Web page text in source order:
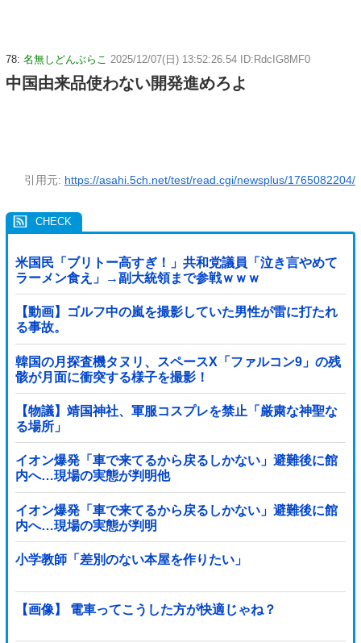
78: 名無しどんぶらこ 2025/12/07(日) 13:52:26.54 ID:RdcIG8MF0
中国由来品使わない開発進めろよ
引用元: https://asahi.5ch.net/test/read.cgi/newsplus/1765082204/
米国民「ブリトー高すぎ！」共和党議員「泣き言やめて
ラーメン食え」→副大統領まで参戦ｗｗｗ
【動画】ゴルフ中の嵐を撮影していた男性が雷に打たれ
る事故。
韓国の月探査機タヌリ、スペースX「ファルコン9」の残
骸が月面に衝突する様子を撮影！
【物議】靖国神社、軍服コスプレを禁止「厳粛な神聖な
る場所」
イオン爆発「車で来てるから戻るしかない」避難後に館
内へ…現場の実態が判明他
イオン爆発「車で来てるから戻るしかない」避難後に館
内へ…現場の実態が判明
小学教師「差別のない本屋を作りたい」
【画像】 電車ってこうした方が快適じゃね？